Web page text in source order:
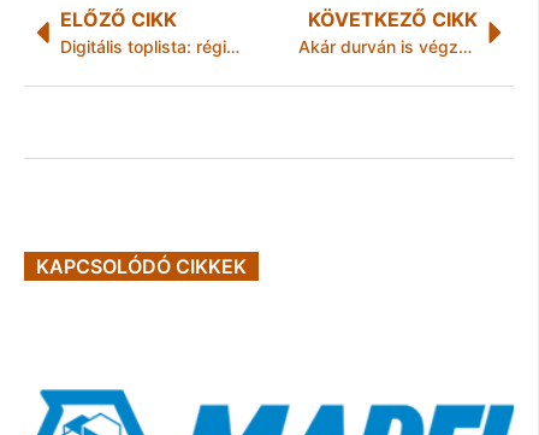
ELŐZŐ CIKK
Digitális toplista: régiós játékosok lettek a hazai e-kereskedők
KÖVETKEZŐ CIKK
Akár durván is végződhet a szalagavató after
KAPCSOLÓDÓ CIKKEK